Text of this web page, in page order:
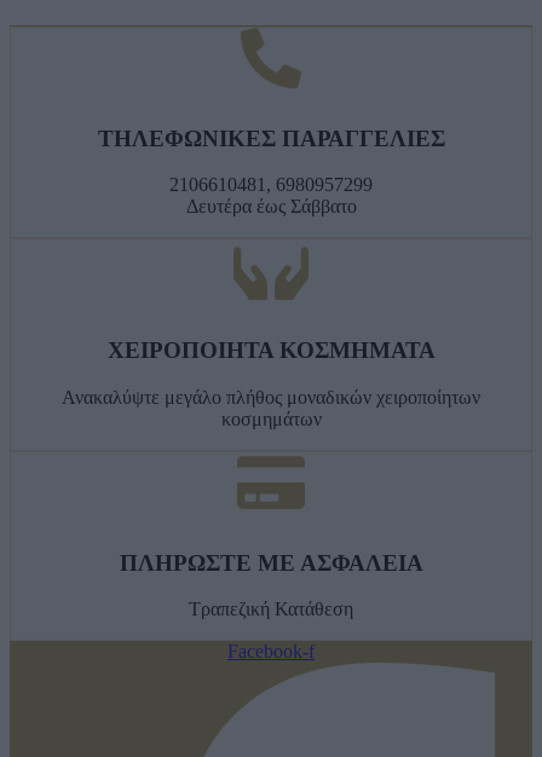
ΤΗΛΕΦΩΝΙΚΕΣ ΠΑΡΑΓΓΕΛΙΕΣ
2106610481, 6980957299
Δευτέρα έως Σάββατο
ΧΕΙΡΟΠΟΙΗΤΑ ΚΟΣΜΗΜΑΤΑ
Ανακαλύψτε μεγάλο πλήθος μοναδικών χειροποίητων
κοσμημάτων
ΠΛΗΡΩΣΤΕ ΜΕ ΑΣΦΑΛΕΙΑ
Τραπεζική Κατάθεση
Facebook-f